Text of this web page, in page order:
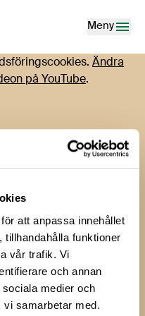
att anpassa innehållet
tillhandahålla funktioner
vår trafik. Vi
och annan
medier och
vi samarbetar med.
Meny
Ändra
på YouTube.